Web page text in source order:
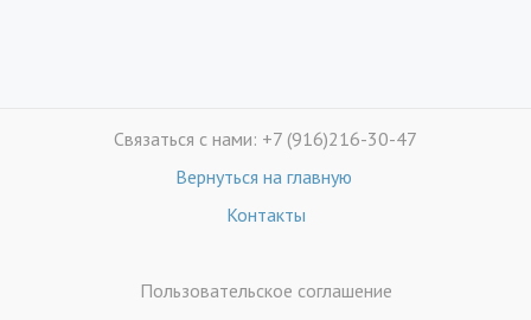
Связаться с нами: +7 (916)216-30-47
Вернуться на главную
Контакты
Пользовательское соглашение